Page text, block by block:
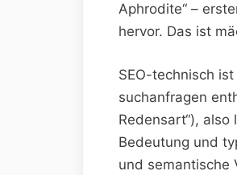
Aphrodite“‍ –
hervor. Das​ ist
SEO-technisch
suchanfragen
Redensart“),
Bedeutung und
und semantische